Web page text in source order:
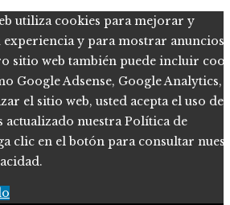
utiliza cookies para mejorar y
y para mostrar anuncios
sitio web también puede incluir
Google Adsense, Google Analytics,
el sitio web, usted acepta el uso de
actualizado nuestra Política de
clic en el botón para consultar